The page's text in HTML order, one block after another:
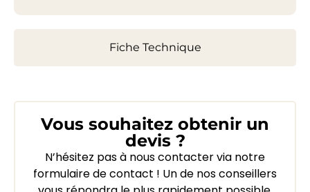
Fiche Technique
Vous souhaitez obtenir un
devis ?
N’hésitez pas à nous contacter via notre
formulaire de contact ! Un de nos conseillers